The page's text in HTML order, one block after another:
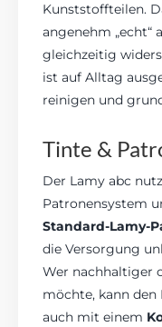
Kunststoffteilen.
angenehm „echt“
gleichzeitig
ist auf Alltag
reinigen und
Tinte &
Der Lamy abc
Patronensystem
Standard-Lamy-
die Versorgung
Wer nachhaltiger
möchte, kann
auch mit einem